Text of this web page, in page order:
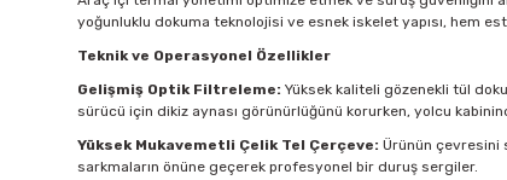
yoğunluklu dokuma teknolojisi ve esnek iskelet yapısı, hem
Teknik ve Operasyonel Özellikler
Gelişmiş Optik Filtreleme: Yüksek kaliteli gözenekli tül
sürücü için dikiz aynası görünürlüğünü korurken, yolcu
Yüksek Mukavemetli Çelik Tel Çerçeve: Ürünün çevresini
sarkmaların önüne geçerek profesyonel bir duruş sergiler.